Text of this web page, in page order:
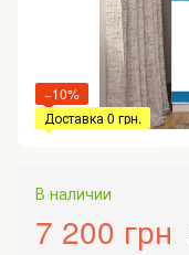
−10%
Доставка 0 грн.
В наличии
7 200 грн